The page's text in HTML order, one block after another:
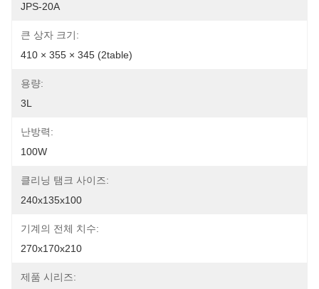
JPS-20A
큰 상자 크기:
410 × 355 × 345 (2table)
용량:
3L
난방력:
100W
클리닝 탬크 사이즈:
240x135x100
기계의 전체 치수:
270x170x210
제품 시리즈: